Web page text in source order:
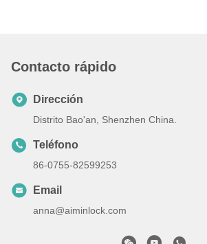
Contacto rápido
Dirección
Distrito Bao'an, Shenzhen China.
Teléfono
86-0755-82599253
Email
anna@aiminlock.com